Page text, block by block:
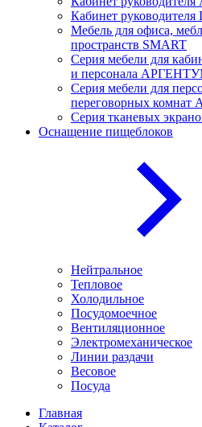
Кабинет
Мебель для офиса,
пространств SMART
Серия мебели для
и персонала
Серия мебели для
переговорных
Серия тканевых
Оснащение пищеблоков
Нейтральное
Тепловое
Холодильное
Посудомоечное
Вентиляционное
Электромеханическое
Линии раздачи
Весовое
Посуда
Главная